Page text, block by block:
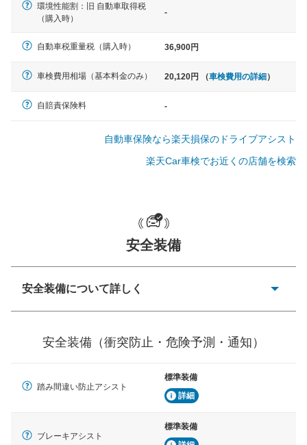
クラウン、アルファード、フォレ
一般的な荷物のサイズの目安
環境性能割：旧 自動車取得税
（購入時）
-
自動車税重量税（購入時） 36,900円
車検費用相場（基本料金のみ） 20,120円 （車検費用の詳細）
自賠責保険料 -
自動車保険なら楽天損保のドライブアシスト
楽天Car車検でお近くの店舗を検索
安全装備
安全装備について詳しく
ーキアシスト、ABSなどが装備されています。
見えにくい場所に潜む危険を予測・通知するためのシス
テムなどが装備されています。
車線のはみだしやふらつきを防止するためにレーンキー
安全装備（衝突防止・危険予測・通知）
踏み間違い防止アシスト
標準装備
詳細
ブレーキアシスト
標準装備